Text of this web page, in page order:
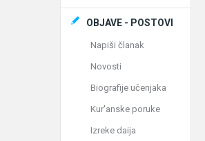
OBJAVE - POSTOVI
Napiši članak
Novosti
Biografije učenjaka
Kur'anske poruke
Izreke daija